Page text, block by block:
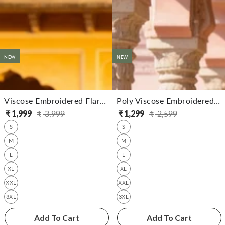
NEW
Viscose Embroidered Flared Calf Length Kurta With Pant And Dupatta
₹3,999
సాధారణ
అమ్ముడు
₹ 1,999
S
M
L
XL
XXL
3XL
Add To Cart
NEW
Poly Viscose Embroidered Flared Calf Length Kurta
₹2,599
సాధారణ
అమ్ముడు
₹ 1,299
S
M
L
XL
XXL
3XL
Add To Cart